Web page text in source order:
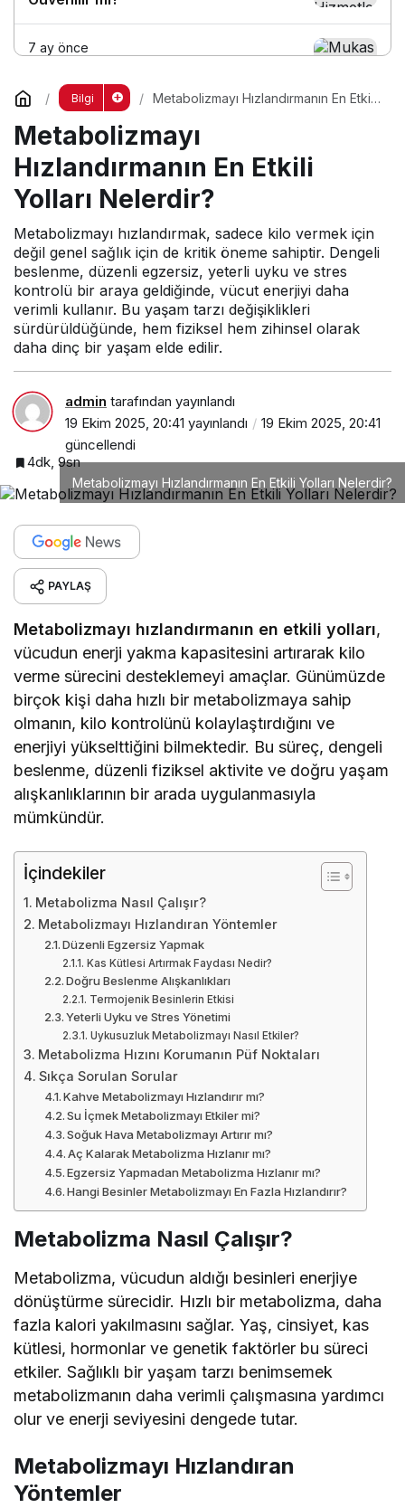
7 ay önce
Yapılır?
7 ay önce
Mukas Medya Hangi Sitelerde Tanıtım
Yazısı Yayınlıyor?
Bilgi
Metabolizmayı Hızlandırmanın En Etkili
Metabolizmayı
Hızlandırmanın En Etkili
Yolları Nelerdir?
Metabolizmayı hızlandırmak, sadece kilo vermek için
değil genel sağlık için de kritik öneme sahiptir. Dengeli
beslenme, düzenli egzersiz, yeterli uyku ve stres
kontrolü bir araya geldiğinde, vücut enerjiyi daha
verimli kullanır. Bu yaşam tarzı değişiklikleri
sürdürüldüğünde, hem fiziksel hem zihinsel olarak
daha dinç bir yaşam elde edilir.
admin tarafından yayınlandı
19 Ekim 2025, 20:41 yayınlandı
19 Ekim 2025, 20:41
güncellendi
4dk, 9sn
Metabolizmayı Hızlandırmanın En Etkili Yolları Nelerdir?
PAYLAŞ
Metabolizmayı hızlandırmanın en etkili yolları,
vücudun enerji yakma kapasitesini artırarak kilo
verme sürecini desteklemeyi amaçlar. Günümüzde
birçok kişi daha hızlı bir metabolizmaya sahip
olmanın, kilo kontrolünü kolaylaştırdığını ve
enerjiyi yükselttiğini bilmektedir. Bu süreç, dengeli
beslenme, düzenli fiziksel aktivite ve doğru yaşam
alışkanlıklarının bir arada uygulanmasıyla
mümkündür.
İçindekiler
Metabolizma Nasıl Çalışır?
Metabolizmayı Hızlandıran Yöntemler
Düzenli Egzersiz Yapmak
Kas Kütlesi Artırmak Faydası Nedir?
Doğru Beslenme Alışkanlıkları
Termojenik Besinlerin Etkisi
Yeterli Uyku ve Stres Yönetimi
Uykusuzluk Metabolizmayı Nasıl Etkiler?
Metabolizma Hızını Korumanın Püf Noktaları
Sıkça Sorulan Sorular
Kahve Metabolizmayı Hızlandırır mı?
Su İçmek Metabolizmayı Etkiler mi?
Soğuk Hava Metabolizmayı Artırır mı?
Aç Kalarak Metabolizma Hızlanır mı?
Egzersiz Yapmadan Metabolizma Hızlanır mı?
Hangi Besinler Metabolizmayı En Fazla Hızlandırır?
Metabolizma Nasıl Çalışır?
Metabolizma, vücudun aldığı besinleri enerjiye
dönüştürme sürecidir. Hızlı bir metabolizma, daha
fazla kalori yakılmasını sağlar. Yaş, cinsiyet, kas
kütlesi, hormonlar ve genetik faktörler bu süreci
etkiler. Sağlıklı bir yaşam tarzı benimsemek
metabolizmanın daha verimli çalışmasına yardımcı
olur ve enerji seviyesini dengede tutar.
Metabolizmayı Hızlandıran
Yöntemler